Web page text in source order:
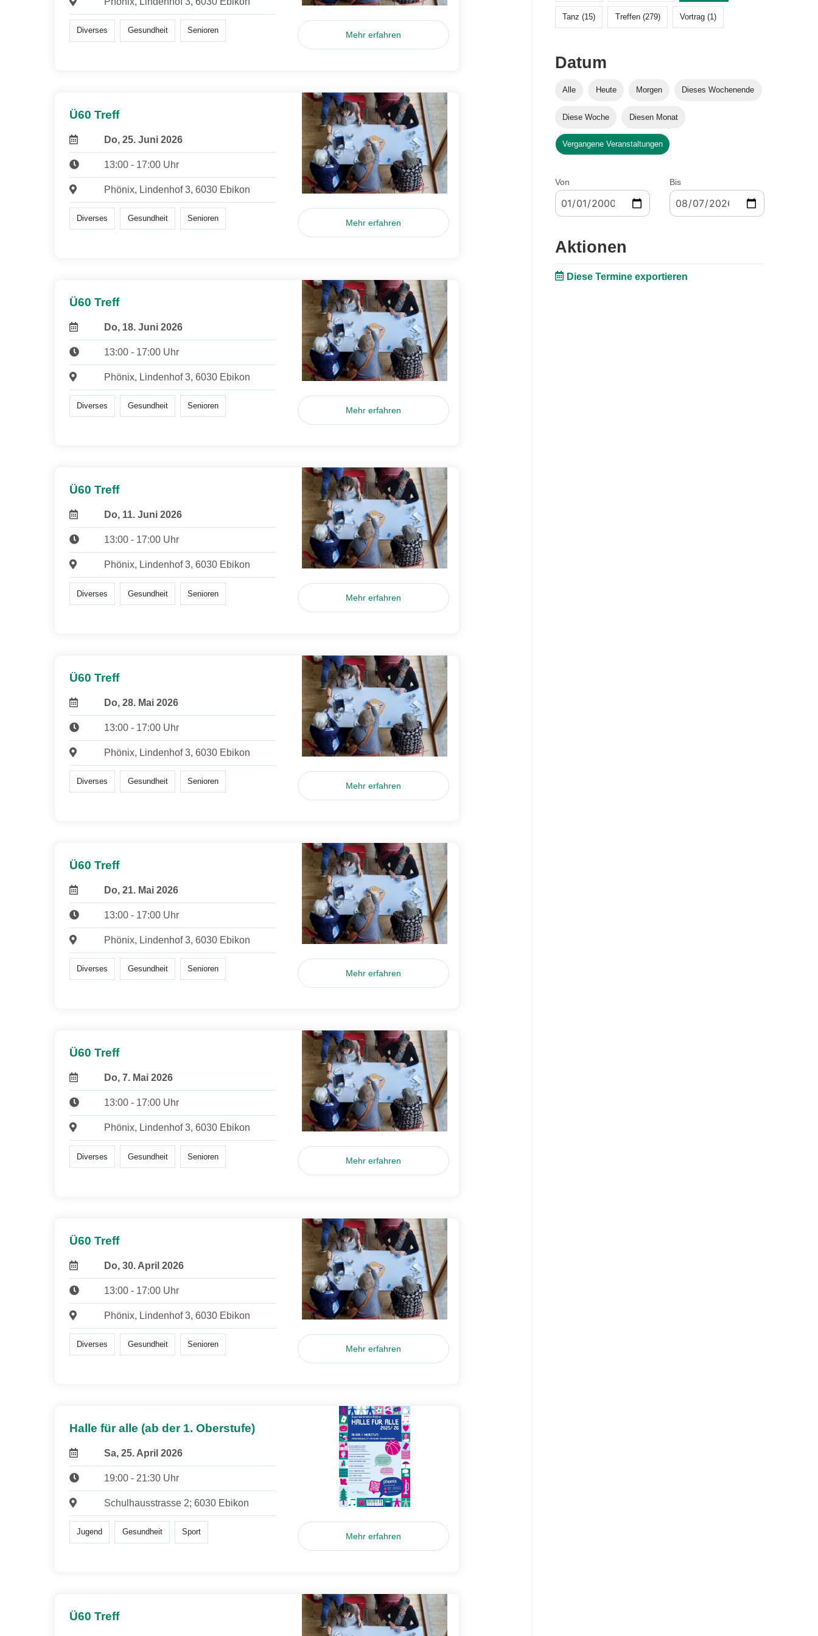
Diverses Gesundheit Senioren Mehr erfahren
Ü60 Treff
Do, 25. Juni 2026
13:00 - 17:00 Uhr
Phönix, Lindenhof 3, 6030 Ebikon
Diverses Gesundheit Senioren Mehr erfahren
Ü60 Treff
Do, 18. Juni 2026
13:00 - 17:00 Uhr
Phönix, Lindenhof 3, 6030 Ebikon
Diverses Gesundheit Senioren Mehr erfahren
Ü60 Treff
Do, 11. Juni 2026
13:00 - 17:00 Uhr
Phönix, Lindenhof 3, 6030 Ebikon
Diverses Gesundheit Senioren Mehr erfahren
Ü60 Treff
Do, 28. Mai 2026
13:00 - 17:00 Uhr
Phönix, Lindenhof 3, 6030 Ebikon
Diverses Gesundheit Senioren Mehr erfahren
Ü60 Treff
Do, 21. Mai 2026
13:00 - 17:00 Uhr
Phönix, Lindenhof 3, 6030 Ebikon
Diverses Gesundheit Senioren Mehr erfahren
Ü60 Treff
Do, 7. Mai 2026
13:00 - 17:00 Uhr
Phönix, Lindenhof 3, 6030 Ebikon
Diverses Gesundheit Senioren Mehr erfahren
Ü60 Treff
Do, 30. April 2026
13:00 - 17:00 Uhr
Phönix, Lindenhof 3, 6030 Ebikon
Diverses Gesundheit Senioren Mehr erfahren
Halle für alle (ab der 1. Oberstufe)
Sa, 25. April 2026
19:00 - 21:30 Uhr
Schulhausstrasse 2; 6030 Ebikon
Jugend Gesundheit Sport Mehr erfahren
Ü60 Treff
Tanz (15) Treffen (279) Vortrag (1)
Datum
Alle Heute Morgen Dieses Wochenende
Diese Woche Diesen Monat
Vergangene Veranstaltungen
Von Bis
Aktionen
Diese Termine exportieren